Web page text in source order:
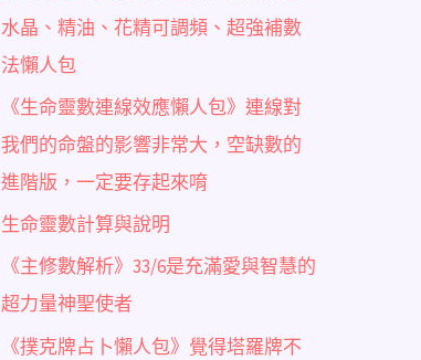
水晶、精油、花精可調頻、超強補數
法懶人包
《生命靈數連線效應懶人包》連線對
我們的命盤的影響非常大，空缺數的
進階版，一定要存起來唷
生命靈數計算與說明
《主修數解析》33/6是充滿愛與智慧的
超力量神聖使者
《撲克牌占卜懶人包》覺得塔羅牌不